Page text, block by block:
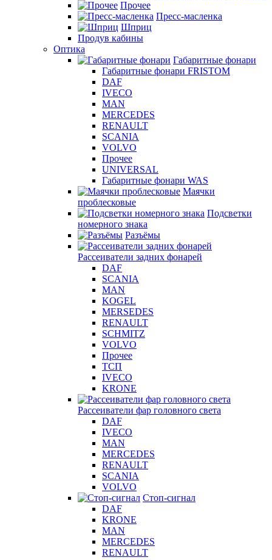
Прочее
Пресс-масленка
Шприц
Продув кабины
Оптика
Габаритные фонари
Габаритные фонари FRISTOM
DAF
IVECO
MAN
MERCEDES
RENAULT
SCANIA
VOLVO
Прочее
UNIVERSAL
Габаритные фонари WAS
Маячки
проблесковые
Подсветки
номерного знака
Разъёмы
Рассеиватели задних фонарей
DAF
SCANIA
MAN
KOGEL
MERSEDES
RENAULT
SCHMITZ
VOLVO
Прочее
ТСП
IVECO
KRONE
Рассеиватели фар головного света
DAF
IVECO
MAN
MERCEDES
RENAULT
SCANIA
VOLVO
Стоп-сигнал
DAF
KRONE
MAN
MERCEDES
RENAULT